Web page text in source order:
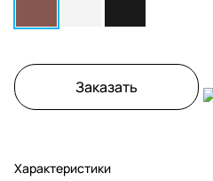
Заказать
Характеристики